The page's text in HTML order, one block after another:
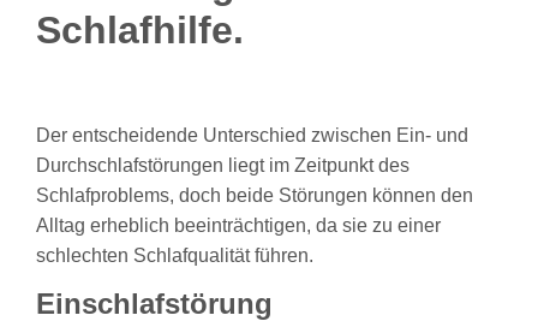
Der entscheidende Unterschied zwischen Ein- und
Durchschlafstörungen liegt im Zeitpunkt des
Schlafproblems, doch beide Störungen können den
Alltag erheblich beeinträchtigen, da sie zu einer
schlechten Schlafqualität führen.
Einschlafstörung